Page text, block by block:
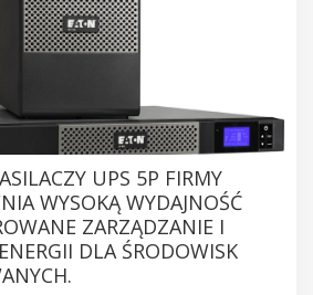
UPS 5P FIRMY
WYSOKĄ WYDAJNOŚĆ
ZARZĄDZANIE I
DLA ŚRODOWISK